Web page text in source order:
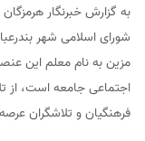
به گزارش خبرنگار
شورای اسلامی شهر
مزین به نام معلم این
اجتماعی جامعه است، از
فرهنگیان و تلاشگران